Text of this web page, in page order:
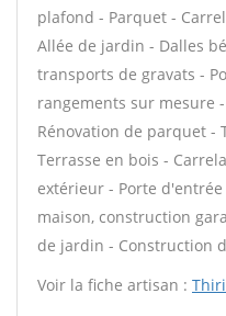
plafond - Parquet -
Allée de jardin - Dalles
transports de gravats -
rangements sur mesure
Rénovation de parquet -
Terrasse en bois -
extérieur - Porte
maison, construction
de jardin - Construction
Voir la fiche artisan :